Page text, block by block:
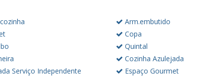
Arm.embutido
Copa
Quintal
Cozinha Azulejada
Serviço Independente
Espaço Gourmet